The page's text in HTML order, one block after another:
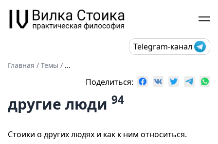
Telegram-канал
Главная / Темы / ...
Поделиться:
другие люди 94
Стоики о других людях и как к ним относиться.